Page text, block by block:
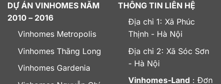
DỰ ÁN VINHOMES NĂM
2010 – 2016
Vinhomes Metropolis
Vinhomes Thăng Long
Vinhomes Gardenia
THÔNG TIN LIÊN HỆ
Địa chỉ 1: Xã Phúc
Thịnh - Hà Nội
Địa chỉ 2: Xã Sóc Sơn
- Hà Nội
Vinhomes-Land : Đơn